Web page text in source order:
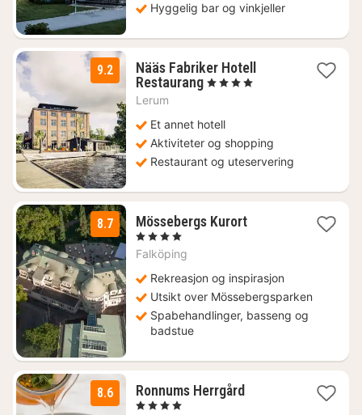
Hyggelig bar og vinkjeller
9.2
Nääs Fabriker Hotell
Restaurang1
1786
kr.
, 4 Stjerner
Lerum
Et annet hotell
Aktiviteter og shopping
Restaurant og uteservering
8.7 Mössebergs Kurort3
kr.
, 4 Stjerner
Falköping
Rekreasjon og inspirasjon
Utsikt over Mössebergsparken
Spabehandlinger, basseng og
badstue
8.6 Ronnums Herrgård1
, 4 Stjerner